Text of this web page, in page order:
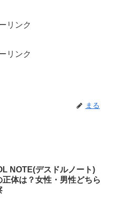
リンク
リンク
まる
NOTE(デスドルノート)
正体は？女性・男性どちら